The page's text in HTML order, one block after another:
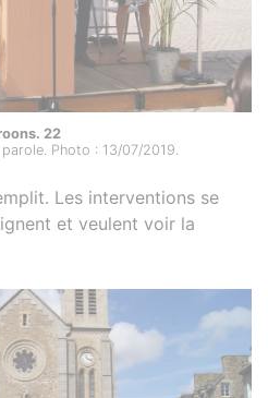
22
Photo : 13/07/2019.
Les interventions se
et veulent voir la